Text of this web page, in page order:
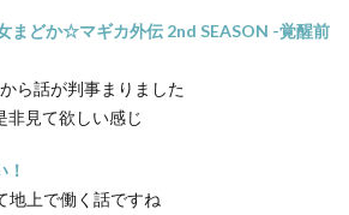
まどか☆マギカ外伝 2nd SEASON -覚醒前
ら話が判事まりました
非見て欲しい感じ
地上で働く話ですね